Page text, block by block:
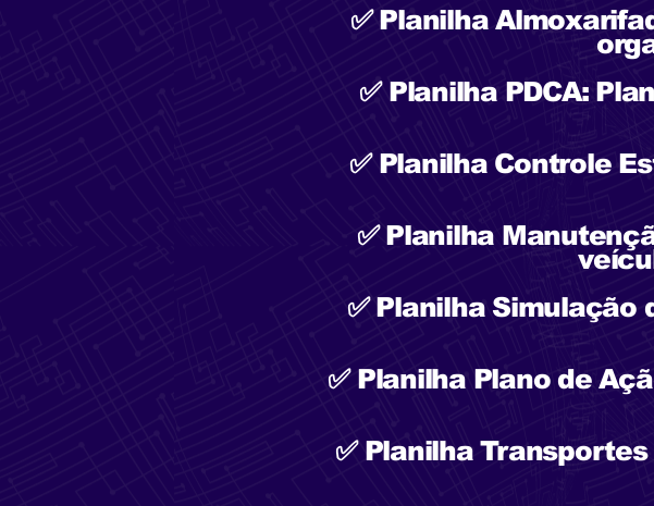
✅ Planilha
✅ Planilha PDCA:
✅ Planilha Controle
✅ Planilha
✅ Planilha Simulação
✅ Planilha Plano de
✅ Planilha